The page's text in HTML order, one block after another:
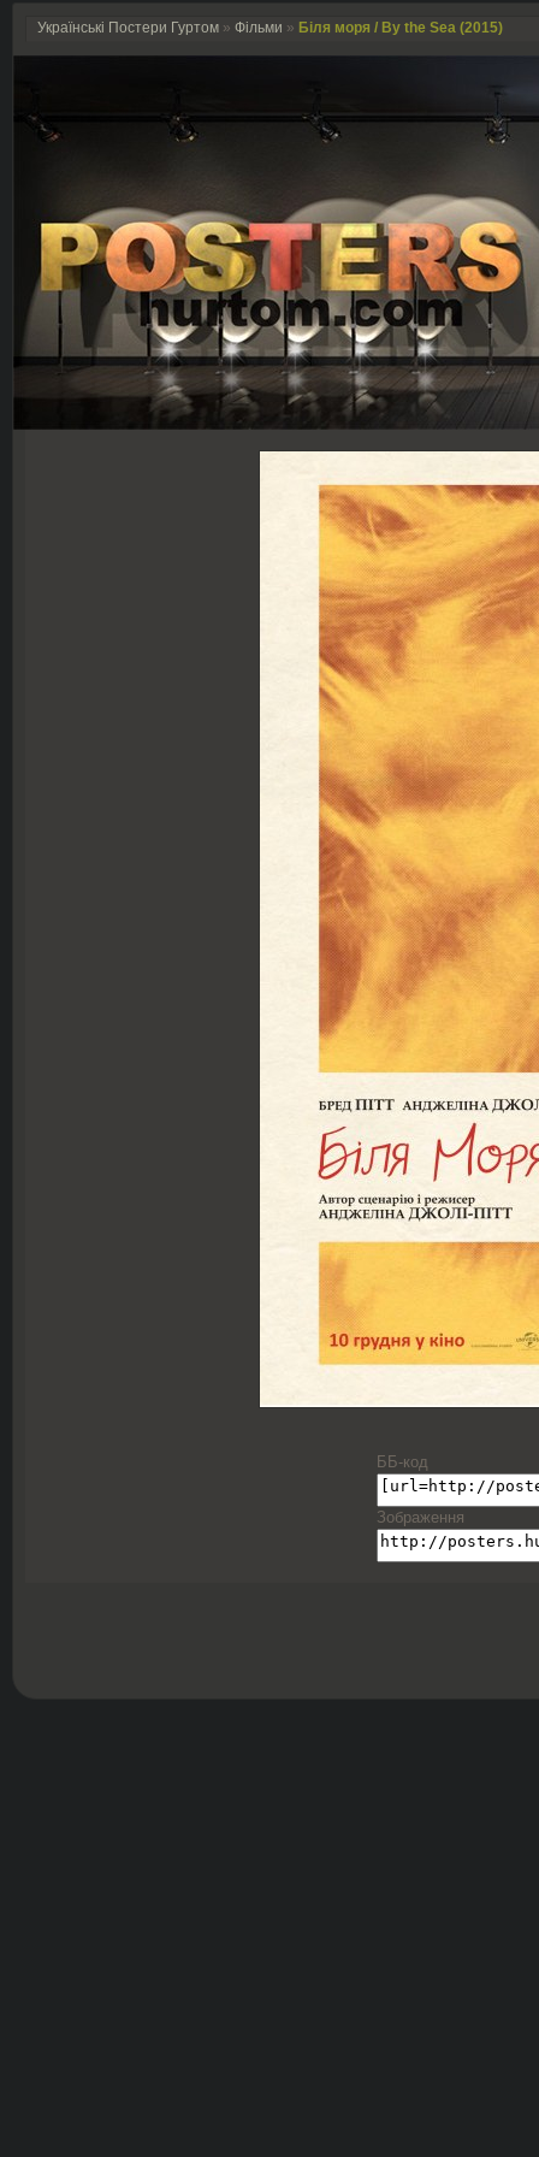
Українські Постери Гуртом » Фільми » Біля моря / By the Sea (2015)
ББ-код
Зображення